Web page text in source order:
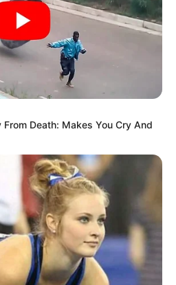
Death: Makes You Cry And